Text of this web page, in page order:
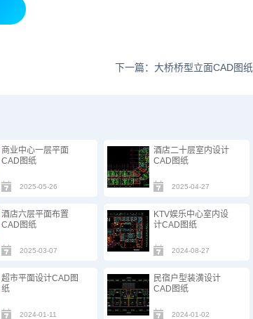
下一篇：大桥桥型立面CAD图纸
商业中心一层平面
CAD图纸
2025-05-26
酒店二十层室内设计
CAD图纸
2025-04-27
酒店六层平面布置
CAD图纸
2025-03-07
KTV娱乐中心室内设
计CAD图纸
2024-08-27
超市平面设计CAD图
纸
2024-01-11
民宿户型装潢设计
CAD图纸
2024-01-02